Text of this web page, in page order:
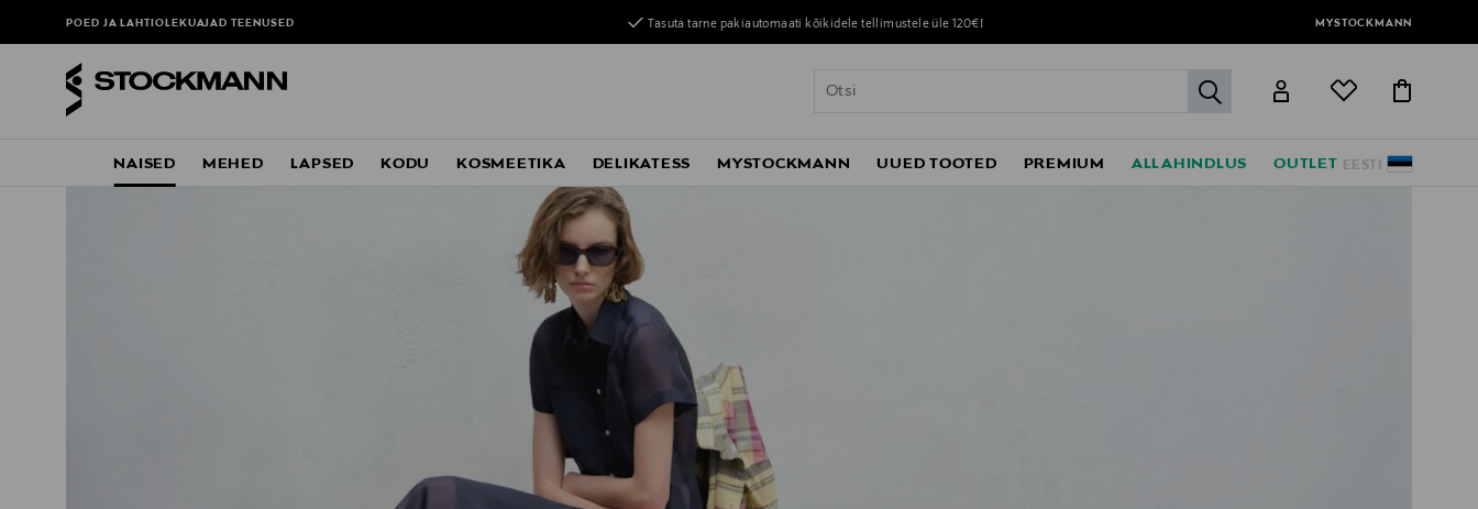
POED JA LAHTIOLEKUAJADTEENUSED Tasuta tarne pakiautomaati kõikidele tellimustele üle 120€! MYSTOCKMANN
label.header.go
EESTI
NAISED MEHED LAPSED KODU KOSMEETIKA DELIKATESS MYSTOCKMANN UUED TOOTED PREMIUM ALLAHINDLUS OUTLET